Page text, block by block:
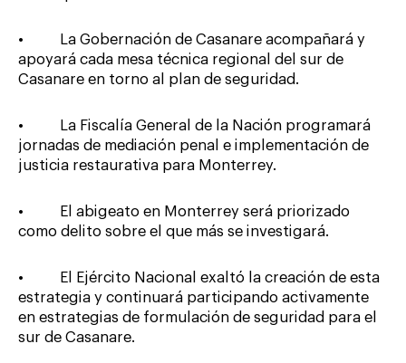
• La Gobernación de Casanare acompañará y
apoyará cada mesa técnica regional del sur de
Casanare en torno al plan de seguridad.
• La Fiscalía General de la Nación programará
jornadas de mediación penal e implementación de
justicia restaurativa para Monterrey.
• El abigeato en Monterrey será priorizado
como delito sobre el que más se investigará.
• El Ejército Nacional exaltó la creación de esta
estrategia y continuará participando activamente
en estrategias de formulación de seguridad para el
sur de Casanare.